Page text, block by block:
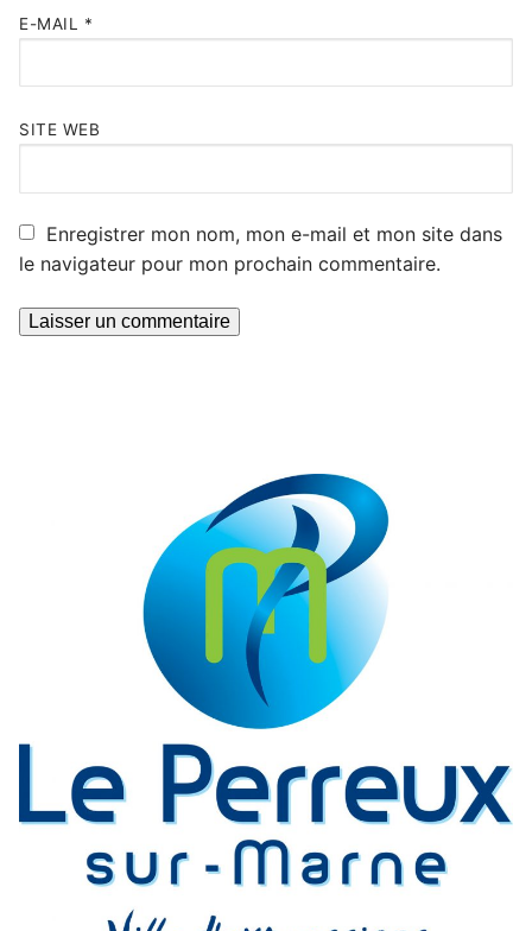
E-MAIL *
SITE WEB
Enregistrer mon nom, mon e-mail et mon site dans
le navigateur pour mon prochain commentaire.